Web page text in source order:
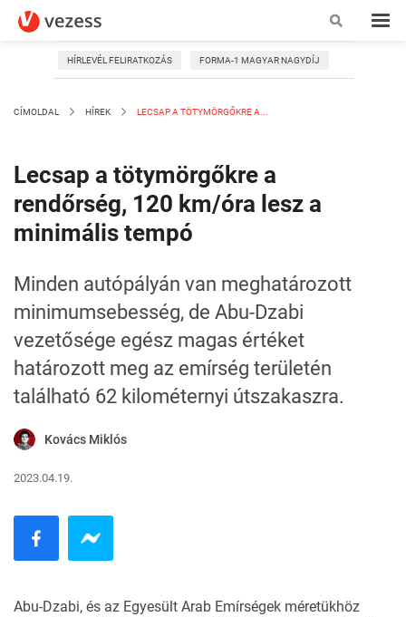
HÍRLEVÉL FELIRATKOZÁS FORMA-1 MAGYAR NAGYDÍJ
CÍMOLDAL HÍREK LECSAP A TÖTYMÖRGŐKRE A...
Lecsap a tötymörgőkre a
rendőrség, 120 km/óra lesz a
minimális tempó
Minden autópályán van meghatározott
minimumsebesség, de Abu-Dzabi
vezetősége egész magas értéket
határozott meg az emírség területén
található 62 kilométernyi útszakaszra.
Kovács Miklós
2023.04.19.
Abu-Dzabi, és az Egyesült Arab Emírségek méretükhöz